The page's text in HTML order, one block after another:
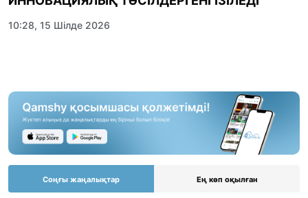
10:28, 15 Шілде 2026
Соңғы жаңалықтар Ең көп оқылған